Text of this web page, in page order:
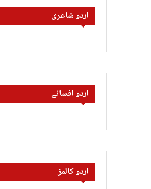
اردو شاعری
اردو افسانے
اردو کالمز